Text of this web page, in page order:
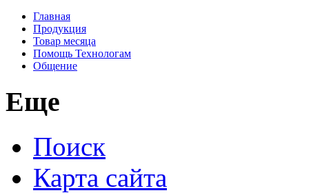
Главная
Продукция
Товар месяца
Помощь Технологам
Общение
Еще
Поиск
Карта сайта